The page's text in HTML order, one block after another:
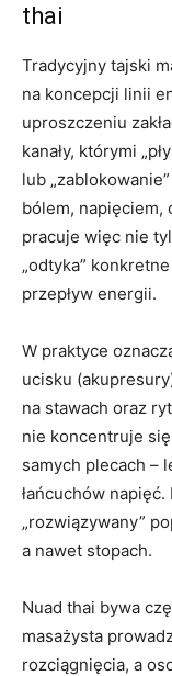
thai
Tradycyjny tajski
na koncepcji linii
uproszczeniu
kanały, którymi
lub
bólem, napięciem,
pracuje więc nie
„odtyka”
przepływ energii.
W praktyce
ucisku
na stawach oraz
nie koncentruje
samych plecach –
łańcuchów
„rozwiązywany”
a nawet stopach.
Nuad thai bywa
masażysta
rozciągnięcia, a